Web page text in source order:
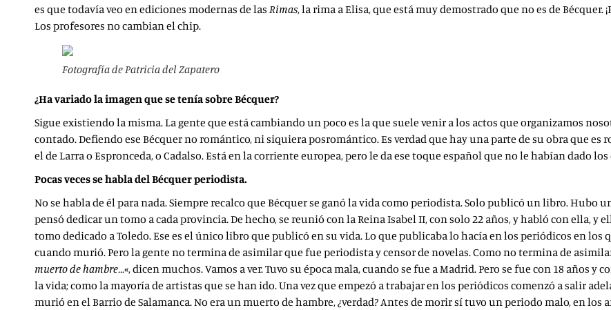
es que todavía veo en ediciones modernas de las Rimas, la rima a Elisa, que está muy demostrado que no es de
Los profesores no cambian el chip.
Fotografía de Patricia del Zapatero
¿Ha variado la imagen que se tenía sobre Bécquer?
Sigue existiendo la misma. La gente que está cambiando un poco es la que suele venir a los actos que organizamos
contado. Defiendo ese Bécquer no romántico, ni siquiera posromántico. Es verdad que hay una parte de su obra que
el de Larra o Espronceda, o Cadalso. Está en la corriente europea, pero le da ese toque español que no le habían dado los
Pocas veces se habla del Bécquer periodista.
No se habla de él para nada. Siempre recalco que Bécquer se ganó la vida como periodista. Solo publicó un libro. Hubo
pensó dedicar un tomo a cada provincia. De hecho, se reunió con la Reina Isabel II, con solo 22 años, y habló con ella, y
tomo dedicado a Toledo. Ese es el único libro que publicó en su vida. Lo que publicaba lo hacía en los periódicos en los
cuando murió. Pero la gente no termina de asimilar que fue periodista y censor de novelas. Como no termina de
muerto de hambre…«, dicen muchos. Vamos a ver. Tuvo su época mala, cuando se fue a Madrid. Pero se fue con 18 años
la vida; como la mayoría de artistas que se han ido. Una vez que empezó a trabajar en los periódicos comenzó a salir
murió en el Barrio de Salamanca. No era un muerto de hambre, ¿verdad? Antes de morir sí tuvo un periodo malo, en los